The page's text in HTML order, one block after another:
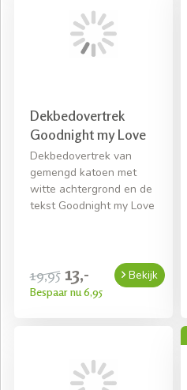
Dekbedovertrek
Goodnight my Love
Dekbedovertrek van
gemengd katoen met
witte achtergrond en de
tekst Goodnight my Love
19,95 13,-
Bespaar nu 6,95
Bekijk